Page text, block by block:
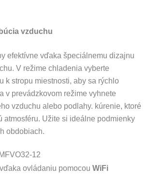
vzduchu
efektívne vďaka špeciálnemu dizajnu
V režime chladenia vyberte
k stropu miestnosti, aby sa rýchlo
v prevádzkovom režime vyhnete
vzduchu alebo podlahy. kúrenie, ktoré
atmosféru. Užite si ideálne podmienky
obdobiach.
12
ovládaniu pomocou WiFi